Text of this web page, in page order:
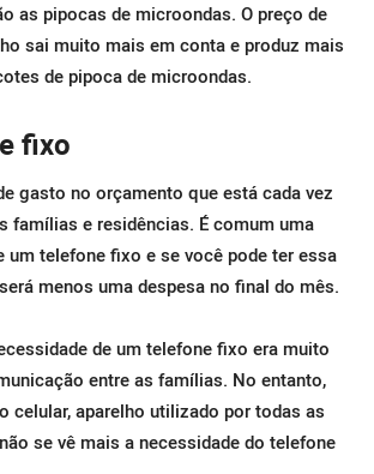
as pipocas de microondas. O preço de
sai muito mais em conta e produz mais
de pipoca de microondas.
fixo
gasto no orçamento que está cada vez
famílias e residências. É comum uma
um telefone fixo e se você pode ter essa
menos uma despesa no final do mês.
de um telefone fixo era muito
entre as famílias. No entanto,
celular, aparelho utilizado por todas as
se vê mais a necessidade do telefone